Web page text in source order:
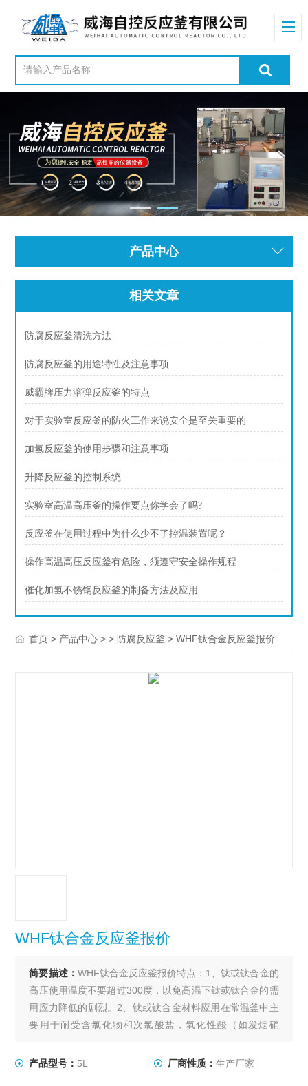
产品中心
相关文章
防腐反应釜清洗方法
防腐反应釜的用途特性及注意事项
威霸牌压力溶弹反应釜的特点
对于实验室反应釜的防火工作来说安全是至关重要的
加氢反应釜的使用步骤和注意事项
升降反应釜的控制系统
实验室高温高压釜的操作要点你学会了吗?
反应釜在使用过程中为什么少不了控温装置呢？
操作高温高压反应釜有危险，须遵守安全操作规程
催化加氢不锈钢反应釜的制备方法及应用
首页 > 产品中心 > > 防腐反应釜 > WHF钛合金反应釜报价
WHF钛合金反应釜报价
简要描述： WHF钛合金反应釜报价特点：1、钛或钛合金的
高压使用温度不要超过300度，以免高温下钛或钛合金的需
用应力降低的剧烈。2、钛或钛合金材料应用在常温釜中主
要用于耐受含氯化物和次氯酸盐，氧化性酸（如发烟硝
机酸中的发烟硝酸、硼酸、铬酸、卤化物、王水等、甲
产品型号： 5L 厂商性质： 生产厂家